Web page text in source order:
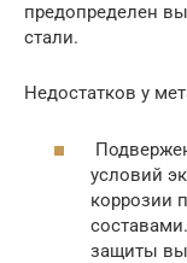
предопределен
стали.
Недостатков у
условий
коррозии
защиты